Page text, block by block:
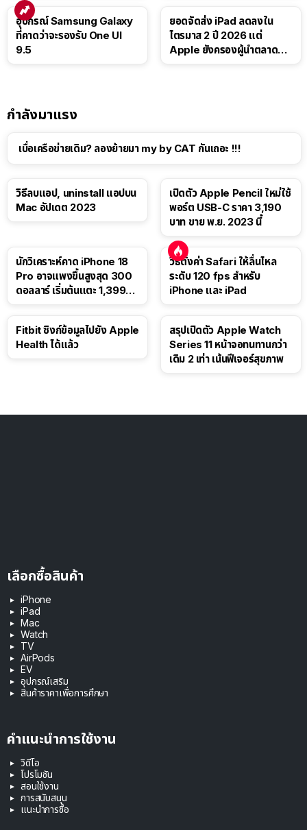
อุปกรณ์ Samsung Galaxy
ที่คาดว่าจะรองรับ One UI
9.5
ยอดจัดส่ง iPad ลดลงใน
ไตรมาส 2 ปี 2026 แต่
Apple ยังครองผู้นำตลาด
กำลังมาแรง
เบื่อเครือข่ายเดิม? ลองย้ายมา my by CAT กันเถอะ !!!
วิธีลบแอป, uninstall แอปบน
Mac อัปเดต 2023
เปิดตัว Apple Pencil ใหม่ใช้
พอร์ต USB-C ราคา 3,190
บาท ขาย พ.ย. 2023 นี้
นักวิเคราะห์คาด iPhone 18
Pro อาจแพงขึ้นสูงสุด 300
ดอลลาร์ เริ่มต้นแตะ 1,399
วิธีตั้งค่า Safari ให้ลื่นไหล
ระดับ 120 fps สำหรับ
iPhone และ iPad
Fitbit ซิงก์ข้อมูลไปยัง Apple
Health ได้แล้ว
สรุปเปิดตัว Apple Watch
Series 11 หน้าจอทนทานกว่า
เดิม 2 เท่า เน้นฟีเจอร์สุขภาพ
เลือกซื้อสินค้า
iPhone
iPad
Mac
Watch
TV
AirPods
EV
อุปกรณ์เสริม
สินค้าราคาเพื่อการศึกษา
คำแนะนำการใช้งาน
วิดีโอ
โปรโมชัน
สอนใช้งาน
การสนับสนุน
แนะนำการซื้อ